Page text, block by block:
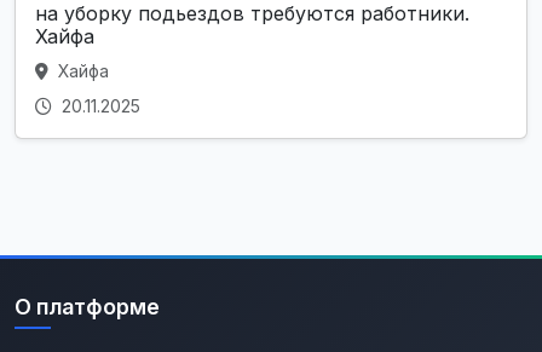
на уборку подьездов требуются работники.
Хайфа
Хайфа
20.11.2025
О платформе